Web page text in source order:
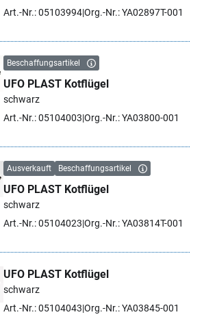
Art.-Nr.: 05103994Org.-Nr.: YA02897T-001
Beschaffungsartikel
UFO PLAST Kotflügel
schwarz
Art.-Nr.: 05104003 Org.-Nr.: YA03800-001
Ausverkauft Beschaffungsartikel
UFO PLAST Kotflügel
schwarz
Art.-Nr.: 05104023 Org.-Nr.: YA03814T-001
UFO PLAST Kotflügel
schwarz
Art.-Nr.: 05104043 Org.-Nr.: YA03845-001